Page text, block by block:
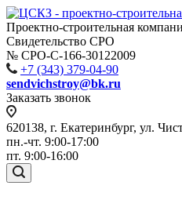
Проектно-строительная
Свидетельство СРО
№ СРО-С-166-30122009
+7 (343) 379-04-90
sendvichstroy@bk.ru
Заказать звонок
620138, г. Екатеринбург, ул.
пн.-чт. 9:00-17:00
пт. 9:00-16:00